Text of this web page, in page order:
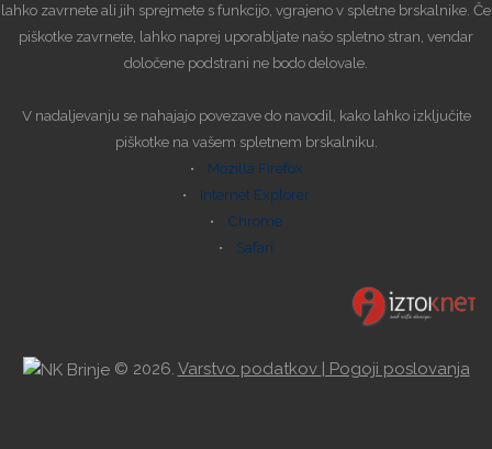
lahko zavrnete ali jih sprejmete s funkcijo, vgrajeno v spletne brskalnike. Če
piškotke zavrnete, lahko naprej uporabljate našo spletno stran, vendar
določene podstrani ne bodo delovale.
V nadaljevanju se nahajajo povezave do navodil, kako lahko izključite
piškotke na vašem spletnem brskalniku.
• Mozilla Firefox
• Internet Explorer
• Chrome
• Safari
© 2026. Varstvo podatkov | Pogoji poslovanja